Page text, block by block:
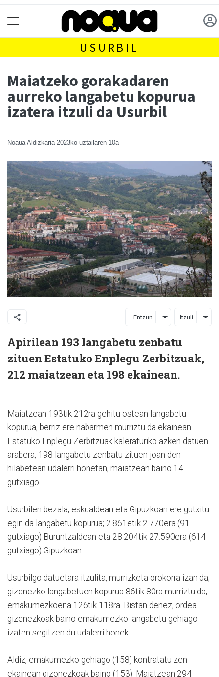
USURBIL
Maiatzeko gorakadaren
aurreko langabetu kopurua
izatera itzuli da Usurbil
Noaua Aldizkaria 2023ko uztailaren 10a
Entzun Itzuli
Apirilean 193 langabetu zenbatu
zituen Estatuko Enplegu Zerbitzuak,
212 maiatzean eta 198 ekainean.
Maiatzean 193tik 212ra gehitu ostean langabetu
kopurua, berriz ere nabarmen murriztu da ekainean.
Estatuko Enplegu Zerbitzuak kaleraturiko azken datuen
arabera, 198 langabetu zenbatu zituen joan den
hilabetean udalerri honetan, maiatzean baino 14
gutxiago.
Usurbilen bezala, eskualdean eta Gipuzkoan ere gutxitu
egin da langabetu kopurua; 2.861etik 2.770era (91
gutxiago) Buruntzaldean eta 28.204tik 27.590era (614
gutxiago) Gipuzkoan.
Usurbilgo datuetara itzulita, murrizketa orokorra izan da;
gizonezko langabetuen kopurua 86tik 80ra murriztu da,
emakumezkoena 126tik 118ra. Bistan denez, ordea,
gizonezkoak baino emakumezko langabetu gehiago
izaten segitzen du udalerri honek.
Aldiz, emakumezko gehiago (158) kontratatu zen
ekainean gizonezkoak baino (153). Maiatzean 294